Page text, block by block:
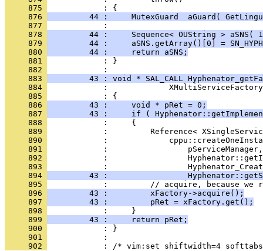
     875
     876
44 :     MutexGuard  aGuard(
     877
     878
44 :     Sequence< OUString > aSNS(
     879
44 :     aSNS.getArray()[0] =
     880
         44 :     return aSNS;
     881
            : }
     882
     883
43 : void * SAL_CALL
     884
     885
     886
         43 :     void * pRet = 0;
     887
43 :     if (
     888
     889
     890
     891
     892
     893
     894
43 :
     895
     896
         43 :         xFactory->acquire();
     897
         43 :         pRet = xFactory.get();
     898
     899
         43 :     return pRet;
     900
     901
     902